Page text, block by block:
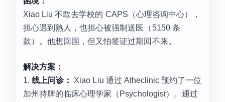
Xiao Liu 不敢去学校的 CAPS（心理咨询中心），
担心遇到熟人，也担心被强制送医（5150 条
款）。他想回国，但又怕签证过期回不来。
解决方案：
1.线上问诊：
Xiao Liu 通过 Atheclinic 预约了一位
加州持牌的临床心理学家（Psychologist）。通过